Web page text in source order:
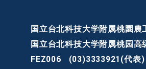
国立台北科技大学附属桃園農
国立台北科技大学附属桃园高
FEZ006
(03)3333921(代表)